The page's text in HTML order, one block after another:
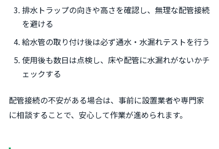
排水トラップの向きや高さを確認し、無理な配管接続
を避ける
給水管の取り付け後は必ず通水・水漏れテストを行う
使用後も数日は点検し、床や配管に水漏れがないかチ
ェックする
配管接続の不安がある場合は、事前に設置業者や専門家
に相談することで、安心して作業が進められます。